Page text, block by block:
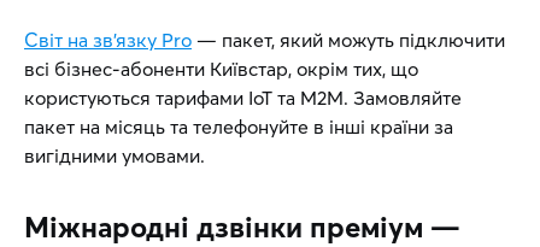
Світ на зв’язку Pro — пакет, який можуть підключити
всі бізнес-абоненти Київстар, окрім тих, що
користуються тарифами IoT та М2М. Замовляйте
пакет на місяць та телефонуйте в інші країни за
вигідними умовами.
Міжнародні дзвінки преміум —